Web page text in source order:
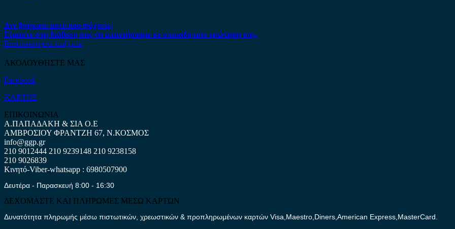
Δεν βρήκατε αυτό που ψάχνετε;
Είμαστε στη διάθεση σας να απαντήσουμε σε οποιαδήποτε ερώτηση σας.
Επικοινωνήστε μαζί μας
ΑΚΟΛΟΥΘΗΣΤΕ ΜΑΣ
Facebook
ΧΑΡΤΗΣ
ΕΠΙΚΟΙΝΩΝΙΑ
Α.ΠΑΠΑΔΑΚΗ & ΣΙΑ Ο.Ε
ΑΜΒΡΟΣΙΟΥ ΦΡΑΝΤΖΗ 67, Ν.ΚΟΣΜΟΣ
info@ggp.gr
210 9012444 210 9239148 210 9238158
210 9026839
Κινητό-Viber-whatsapp : 6980507900
Δευτέρα - Παρασκευή 8:00 - 16:30
ΔΕΧΟΜΑΣΤΕ ΚΑΙ ΠΛΗΡΩΜΕΣ ΜΕΣΩ ΚΑΡΤΩΝ
Δυνατότητα πληρωμής μέσω πιστωτικών, χρεωστικών & προπληρωμένων καρτών Visa,Maestro,Diners,American Express,MasterCard.